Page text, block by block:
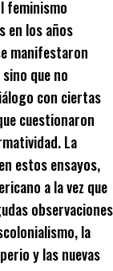
feminismo
en los años
manifestaron
que no
con ciertas
cuestionaron
La
estos ensayos,
a la vez que
observaciones
la
y las nuevas